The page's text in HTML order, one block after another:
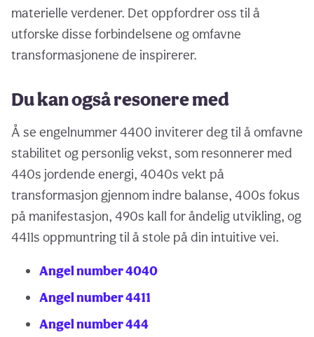
materielle verdener. Det oppfordrer oss til å
utforske disse forbindelsene og omfavne
transformasjonene de inspirerer.
Du kan også resonere med
Å se engelnummer 4400 inviterer deg til å omfavne
stabilitet og personlig vekst, som resonnerer med
440s jordende energi, 4040s vekt på
transformasjon gjennom indre balanse, 400s fokus
på manifestasjon, 490s kall for åndelig utvikling, og
4411s oppmuntring til å stole på din intuitive vei.
Angel number 4040
Angel number 4411
Angel number 444